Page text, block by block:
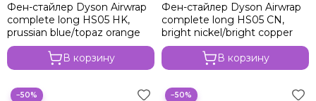
Фен-стайлер Dyson Airwrap
complete long HS05 HK,
prussian blue/topaz orange
В корзину
Фен-стайлер Dyson Airwrap
complete long HS05 CN,
bright nickel/bright copper
В корзину
−50% −50%